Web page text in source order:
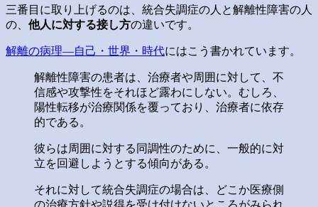
三番目に取り上げるのは、統合失調症の人と解離性障害の人
の、 他人に対する接し方の違いです。
解離の病理―自己・世界・時代にはこう書かれています。
解離性障害の患者は、治療者や周囲に対して、不
信感や攻撃性をそれほど露わにしない。むしろ、
陽性転移が治療関係を覆っており、治療者に依存
的である。
彼らは周囲に対する同調性のために、一般的に対
立を回避しようとする傾向がある。
それに対して統合失調症の場合は、どこか医療側